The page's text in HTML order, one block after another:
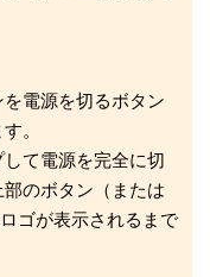
電源を切るボタン
。
て電源を完全に切
のボタン（または
ゴが表示されるまで